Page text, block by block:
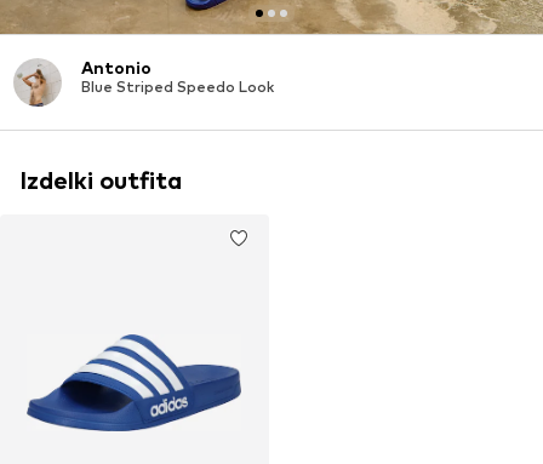
Antonio
Blue Striped Speedo Look
Izdelki outfita